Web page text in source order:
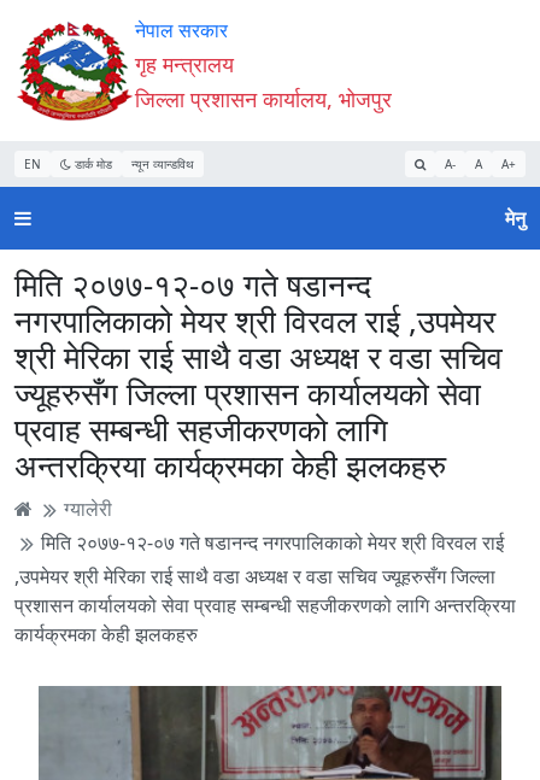
Accessibility
Mode
सुरु
गर्नुहोस्
सामाग्री
पढ्नुहाेस्
नेभिगेसन
पढ्नुहाेस्
वेबसाइट
खोजमा
जानुहोस्
नेपाल सरकार
गृह मन्त्रालय
जिल्ला प्रशासन कार्यालय, भोजपुर
EN डार्क मोड न्यून व्यान्डविथ A- A A+
मेनु
मिति २०७७-१२-०७ गते षडानन्द
नगरपालिकाको मेयर श्री विरवल राई ,उपमेयर
श्री मेरिका राई साथै वडा अध्यक्ष र वडा सचिव
ज्यूहरुसँग जिल्ला प्रशासन कार्यालयको सेवा
प्रवाह सम्बन्धी सहजीकरणको लागि
अन्तरक्रिया कार्यक्रमका केही झलकहरु
ग्यालेरी
मिति २०७७-१२-०७ गते षडानन्द नगरपालिकाको मेयर श्री विरवल राई
,उपमेयर श्री मेरिका राई साथै वडा अध्यक्ष र वडा सचिव ज्यूहरुसँग जिल्ला
प्रशासन कार्यालयको सेवा प्रवाह सम्बन्धी सहजीकरणको लागि अन्तरक्रिया
कार्यक्रमका केही झलकहरु